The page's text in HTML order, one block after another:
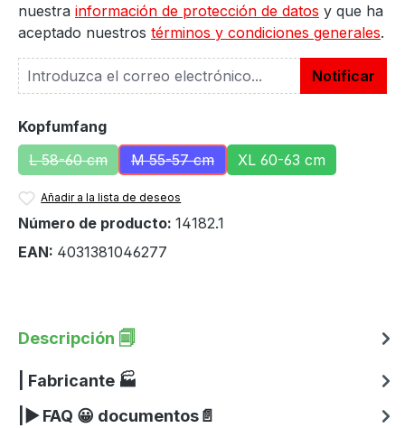
nuestra información de protección de datos y que ha
aceptado nuestros términos y condiciones generales.
Notificar
Seleccione
Kopfumfang
L 58-60 cm
(Esta opción no está disponible en este momento.)
M 55-57 cm
(Esta opción no está disponible en
XL 60-63 cm
Añadir a la lista de deseos
Número de producto: 14182.1
EAN: 4031381046277
Descripción 🗐
| Fabricante 🏭
|▶ FAQ 😀 documentos📄